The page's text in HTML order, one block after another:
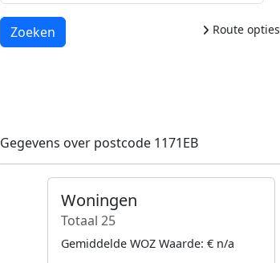
Route opties
Laden...
Zoeken
Gegevens over postcode 1171EB
Woningen
Totaal 25
Gemiddelde WOZ Waarde: € n/a